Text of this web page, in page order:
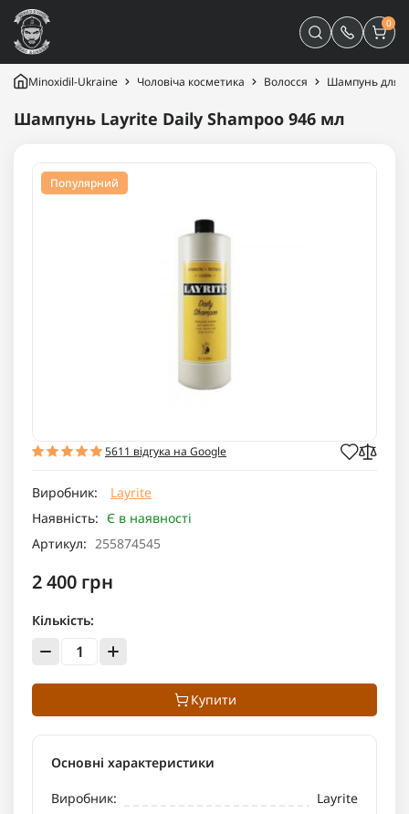
0
Minoxidil-Ukraine Чоловіча косметика Волосся Шампунь для
Шампунь Layrite Daily Shampoo 946 мл
Популярний
5611 відгука на Google
Виробник:
Layrite
Наявність: Є в наявності
Артикул: 255874545
2 400 грн
Кількість:
Купити
Основні характеристики
Виробник:
Layrite